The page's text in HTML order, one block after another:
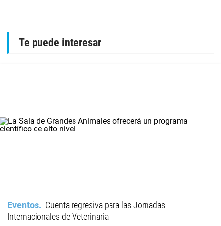
Te puede interesar
Eventos
Cuenta regresiva para las Jornadas
Internacionales de Veterinaria